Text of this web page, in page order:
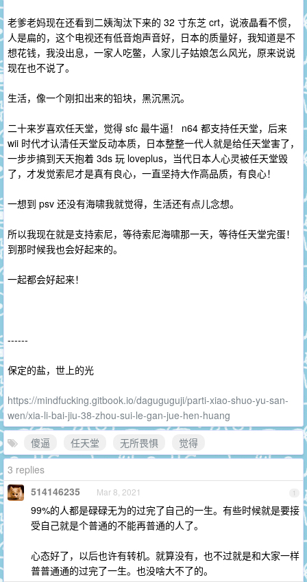
老爹老妈现在还看到二姨淘汰下来的 32 寸东芝 crt，说液晶看不惯，
人是扁的，这个电视还有低音炮声音好，日本的质量好，我知道是不
想花钱，我没出息，一家人吃鳖，人家儿子姑娘怎么风光，原来说说
现在也不说了。
生活，像一个刚扣出来的铅块，黑沉黑沉。
二十来岁喜欢任天堂，觉得 sfc 最牛逼！ n64 都支持任天堂，后来
wii 时代才认清任天堂反动本质，日本整整一代人就是给任天堂害了，
一步步搞到天天抱着 3ds 玩 loveplus，当代日本人心灵被任天堂毁
了，才发觉索尼才是真有良心，一直坚持大作高品质，有良心！
一想到 psv 还没有海啸我就觉得，生活还有点儿念想。
所以我现在就是支持索尼，等待索尼海啸那一天，等待任天堂完蛋！
到那时候我也会好起来的。
一起都会好起来！
------
保定的盐，世上的光
https://mindfucking.gitbook.io/daguguguji/parti-xiao-shuo-yu-san-
wen/xia-li-bai-jiu-38-zhou-sui-le-gan-jue-hen-huang
傻逼
任天堂 无所畏惧
觉得
3 replies
1
514146235 Mar 8, 2021
99%的人都是碌碌无为的过完了自己的一生。有些时候就是要接
受自己就是个普通的不能再普通的人了。
心态好了，以后也许有转机。就算没有，也不过就是和大家一样
普普通通的过完了一生。也没啥大不了的。